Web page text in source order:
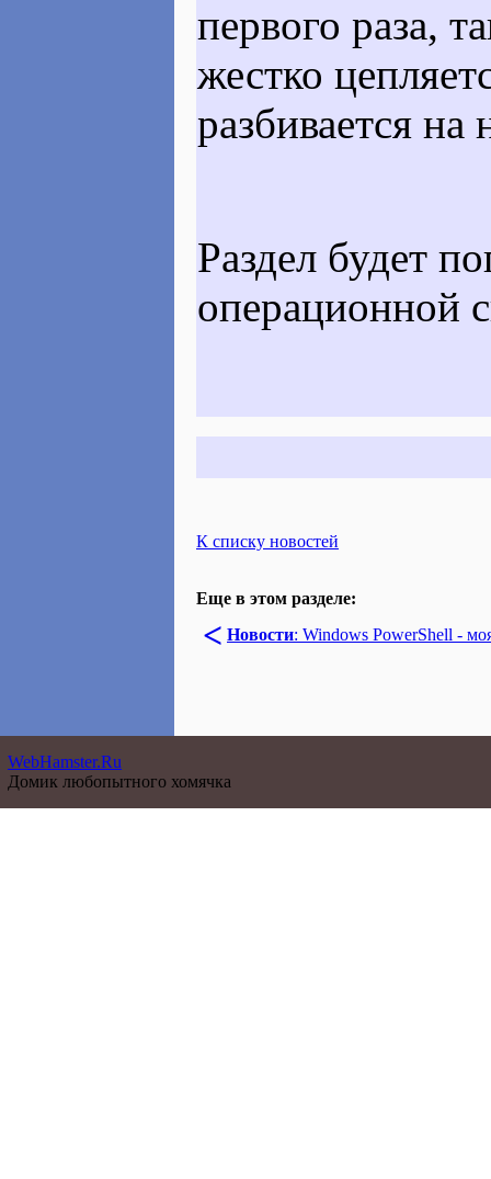
первого раза,
жестко
разбивается
Раздел будет
операционной
К списку новостей
Еще в этом разделе:
< Новости: Windows PowerShell -
WebHamster.Ru
Домик любопытного хомячка